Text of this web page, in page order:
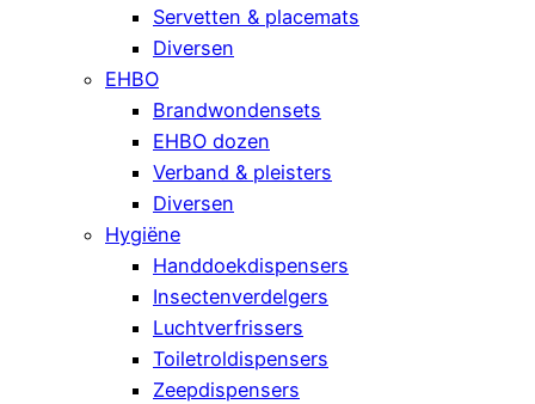
Servetten & placemats
Diversen
EHBO
Brandwondensets
EHBO dozen
Verband & pleisters
Diversen
Hygiëne
Handdoekdispensers
Insectenverdelgers
Luchtverfrissers
Toiletroldispensers
Zeepdispensers